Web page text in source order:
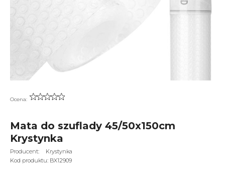
Ocena:
Mata do szuflady 45/50x150cm
Krystynka
Producent:
Krystynka
Kod produktu: BX12909